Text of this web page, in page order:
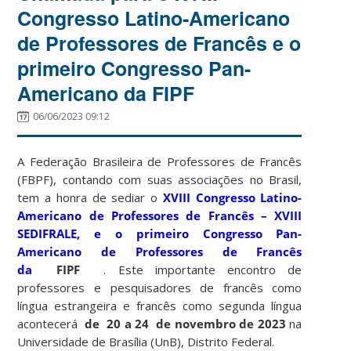
Congresso Latino-Americano
de Professores de Francês e o
primeiro Congresso Pan-
Americano da FIPF
06/06/2023 09:12
A Federação Brasileira de Professores de Francês
(FBPF), contando com suas associações no Brasil,
tem a honra de sediar o XVIII Congresso Latino-
Americano de Professores de Francês– XVIII
SEDIFRALE, e o primeiro Congresso Pan-
Americano de Professores de Francês
da FIPF
. Este importante encontro de
professores e pesquisadores de francês como
língua estrangeira e francês como segunda língua
aconteceráde 20 a24de novembrode 2023na
Universidade de Brasília (UnB), Distrito Federal.